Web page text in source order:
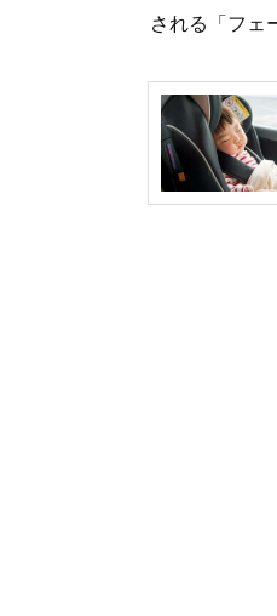
される「フェ